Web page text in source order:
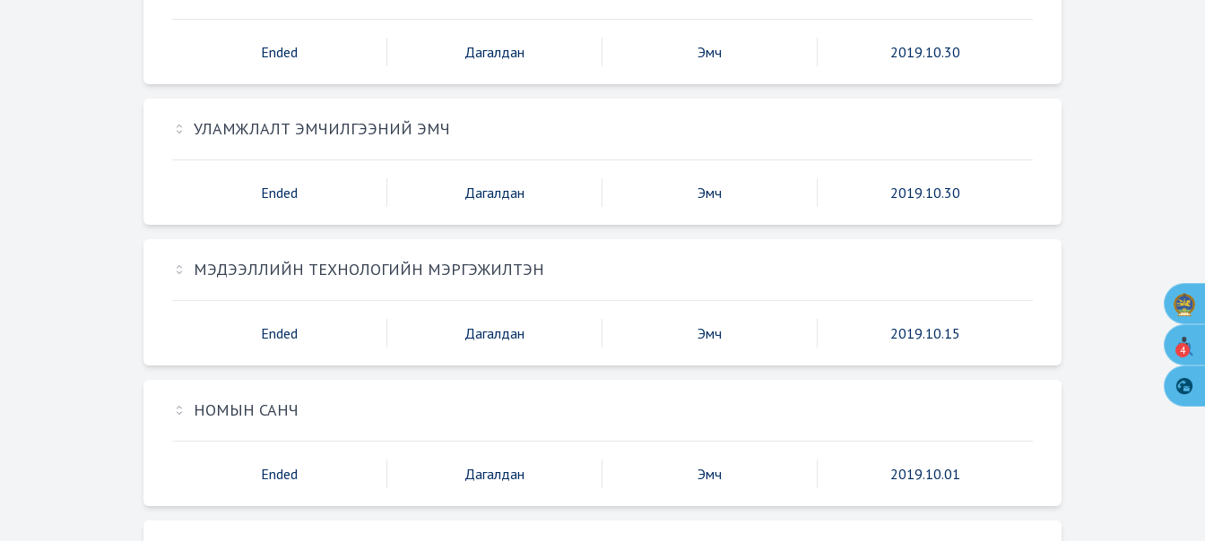
Ended Дагалдан Эмч 2019.10.30
УЛАМЖЛАЛТ ЭМЧИЛГЭЭНИЙ ЭМЧ
Ended Дагалдан Эмч 2019.10.30
МЭДЭЭЛЛИЙН ТЕХНОЛОГИЙН МЭРГЭЖИЛТЭН
Ended Дагалдан Эмч 2019.10.15
НОМЫН САНЧ
Ended Дагалдан Эмч 2019.10.01
4